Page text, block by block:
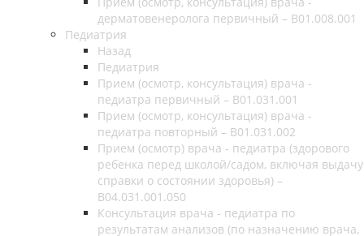
дерматовенеролога первичный – B01.008.001
Педиатрия
Назад
Педиатрия
Прием (осмотр, консультация) врача -
педиатра первичный – B01.031.001
Прием (осмотр, консультация) врача -
педиатра повторный – B01.031.002
Прием (осмотр) врача - педиатра (здорового
ребенка перед школой/садом, включая выдачу
справки о состоянии здоровья) –
B04.031.001.050
Консультация врача - педиатра по
результатам анализов (по назначению врача,